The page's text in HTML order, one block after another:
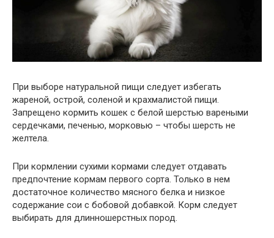
При выборе натуральной пищи следует избегать
жареной, острой, соленой и крахмалистой пищи.
Запрещено кормить кошек с белой шерстью вареными
сердечками, печенью, морковью – чтобы шерсть не
желтела.
При кормлении сухими кормами следует отдавать
предпочтение кормам первого сорта. Только в нем
достаточное количество мясного белка и низкое
содержание сои с бобовой добавкой. Корм следует
выбирать для длинношерстных пород.